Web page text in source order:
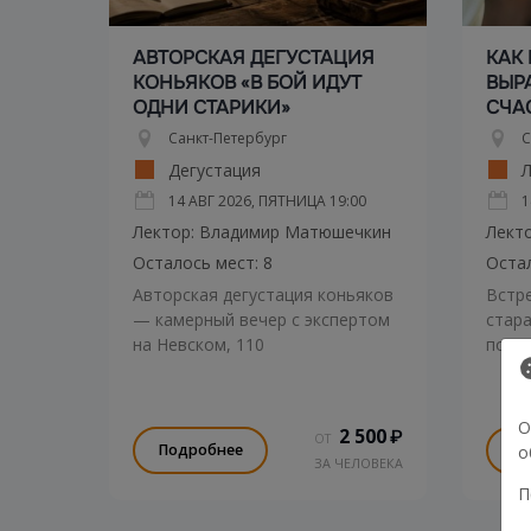
АВТОРСКАЯ ДЕГУСТАЦИЯ
КОНЬЯКОВ «В БОЙ ИДУТ
ОДНИ СТАРИКИ»
Санкт-Петербург
Дегустация
14 АВГ 2026, ПЯТНИЦА 19:00
Лектор: Владимир Матюшечкин
Осталось мест: 8
Авторская дегустация коньяков
— камерный вечер с экспертом
на Невском, 110
Подробнее
ОТ 2 500₽
ЗА ЧЕЛОВЕКА
КАК
не